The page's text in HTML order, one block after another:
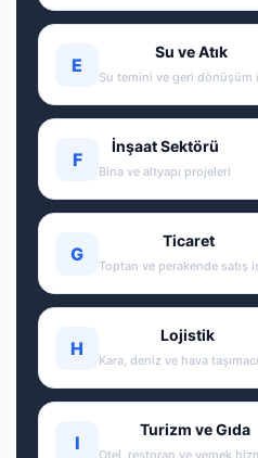
E
Su ve Atık
Su temini ve geri dönüşüm
F
İnşaat Sektörü
Bina ve altyapı projeleri
G
Ticaret
Toptan ve perakende satış
H
Lojistik
Kara, deniz ve hava
I
Turizm ve Gıda
Otel, restoran ve yemek